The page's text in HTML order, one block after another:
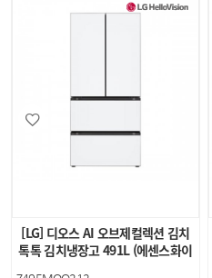
[LG] 디오스 AI 오브제컬렉션 김치
톡톡 김치냉장고 491L (에센스화이